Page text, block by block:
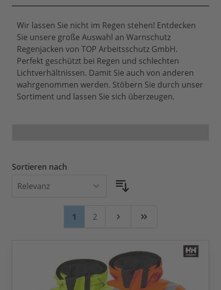
Wir lassen Sie nicht im Regen stehen! Entdecken
Sie unsere große Auswahl an Warnschutz
Regenjacken von TOP Arbeitsschutz GmbH.
Perfekt geschützt bei Regen und schlechten
Lichtverhältnissen. Damit Sie auch von anderen
wahrgenommen werden. Stöbern Sie durch unser
Sortiment und lassen Sie sich überzeugen.
Sortieren nach
Sie lesen gerade Seite
1 Seite
2 Weiter Zuletzt